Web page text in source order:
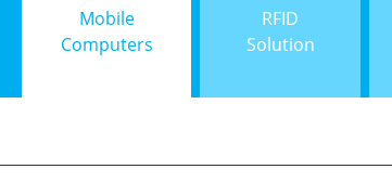
Mobile
Computers
RFID
Solution